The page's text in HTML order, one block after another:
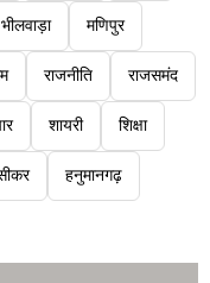
भीलवाड़ा मणिपुर
राजनीति राजसमंद
शायरी शिक्षा
हनुमानगढ़